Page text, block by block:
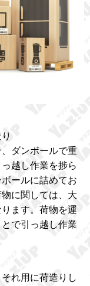
ダンボールで重
越し作業を捗ら
ールに詰めてお
に関しては、大
ます。荷物を運
で引っ越し作業
れ用に荷造りし